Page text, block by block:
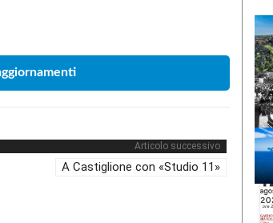
Articolo successivo
A Castiglione con «Studio 11»